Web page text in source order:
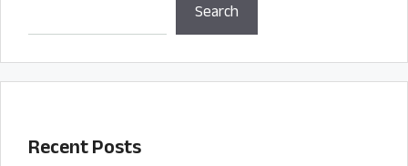
Search
Recent Posts